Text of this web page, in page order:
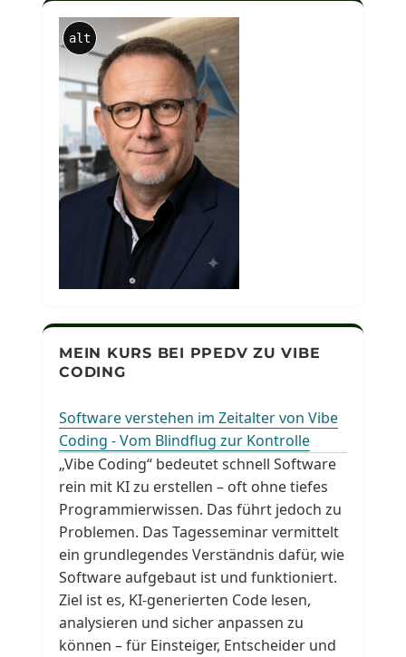
alt
MEIN KURS BEI PPEDV ZU VIBE
CODING
Software verstehen im Zeitalter von Vibe
Coding - Vom Blindflug zur Kontrolle
„Vibe Coding“ bedeutet schnell Software
rein mit KI zu erstellen – oft ohne tiefes
Programmierwissen. Das führt jedoch zu
Problemen. Das Tagesseminar vermittelt
ein grundlegendes Verständnis dafür, wie
Software aufgebaut ist und funktioniert.
Ziel ist es, KI-generierten Code lesen,
analysieren und sicher anpassen zu
können – für Einsteiger, Entscheider und